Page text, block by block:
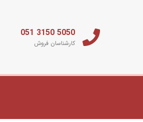
5050 3150 051
کارشناسان فروش